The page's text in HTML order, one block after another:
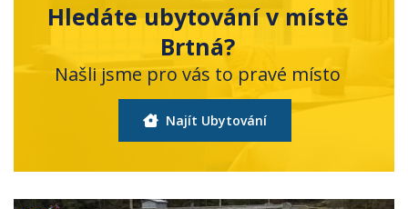
Hledáte ubytování v místě
Brtná?
Našli jsme pro vás to pravé místo
Najít Ubytování